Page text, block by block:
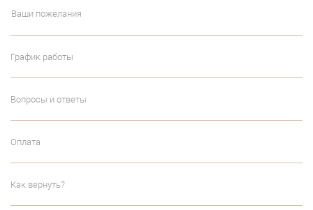
Ваши пожелания
График работы
Вопросы и ответы
Оплата
Как вернуть?